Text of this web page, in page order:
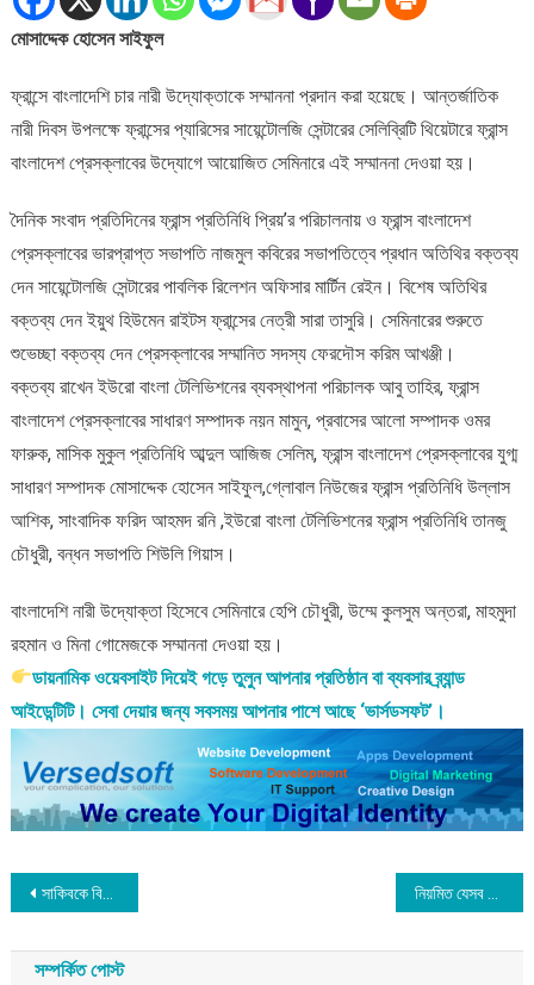
চার
উদ্যোক্তা
মোসাদ্দেক হোসেন সাইফুল
ফ্রান্সে বাংলাদেশি চার নারী উদ্যোক্তাকে সম্মাননা প্রদান করা হয়েছে। আন্তর্জাতিক
নারী দিবস উপলক্ষে ফ্রান্সের প্যারিসের সায়েন্টোলজি সেন্টারের সেলিব্রিটি থিয়েটারে ফ্রান্স
বাংলাদেশ প্রেসক্লাবের উদ্যোগে আয়োজিত সেমিনারে এই সম্মাননা দেওয়া হয়।
দৈনিক সংবাদ প্রতিদিনের ফ্রান্স প্রতিনিধি প্রিয়’র পরিচালনায় ও ফ্রান্স বাংলাদেশ
প্রেসক্লাবের ভারপ্রাপ্ত সভাপতি নাজমুল কবিরের সভাপতিত্বে প্রধান অতিথির বক্তব্য
দেন সায়েন্টোলজি সেন্টারের পাবলিক রিলেশন অফিসার মার্টিন রেইন। বিশেষ অতিথির
বক্তব্য দেন ইয়ুথ হিউমেন রাইটস ফ্রান্সের নেত্রী সারা তাসুরি। সেমিনারের শুরুতে
শুভেচ্ছা বক্তব্য দেন প্রেসক্লাবের সম্মানিত সদস্য ফেরদৌস করিম আখঞ্জী।
বক্তব্য রাখেন ইউরো বাংলা টেলিভিশনের ব্যবস্থাপনা পরিচালক আবু তাহির, ফ্রান্স
বাংলাদেশ প্রেসক্লাবের সাধারণ সম্পাদক নয়ন মামুন, প্রবাসের আলো সম্পাদক ওমর
ফারুক, মাসিক মুকুল প্রতিনিধি আব্দুল আজিজ সেলিম, ফ্রান্স বাংলাদেশ প্রেসক্লাবের যুগ্ম
সাধারণ সম্পাদক মোসাদ্দেক হোসেন সাইফুল,গ্লোবাল নিউজের ফ্রান্স প্রতিনিধি উল্লাস
আশিক, সাংবাদিক ফরিদ আহমদ রনি ,ইউরো বাংলা টেলিভিশনের ফ্রান্স প্রতিনিধি তানজু
চৌধুরী, বন্ধন সভাপতি শিউলি গিয়াস।
বাংলাদেশি নারী উদ্যোক্তা হিসেবে সেমিনারে হেপি চৌধুরী, উম্মে কুলসুম অন্তরা, মাহমুদা
রহমান ও মিনা গোমেজকে সম্মাননা দেওয়া হয়।
ডায়নামিক ওয়েবসাইট দিয়েই গড়ে তুলুন আপনার প্রতিষ্ঠান বা ব্যবসার ব্র্যান্ড
আইডেন্টিটি। সেবা দেয়ার জন্য সবসময় আপনার পাশে আছে ‘ভার্সডসফট’।
Post
navigation
সাকিবকে বিশ্রাম দিল বিসিবি
সম্পর্কিত পোস্ট